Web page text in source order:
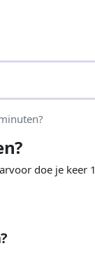
doe je keer